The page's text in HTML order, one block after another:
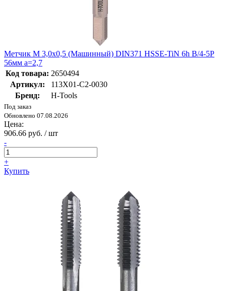
Метчик М 3,0х0,5 (Машинный) DIN371 HSSE-TiN 6h B/4-5P
56мм a=2,7
Код товара: 2650494
Артикул:
113X01-C2-0030
Бренд:
H-Tools
Под заказ
Обновлено 07.08.2026
Цена:
906.66 руб. / шт
-
+
Купить